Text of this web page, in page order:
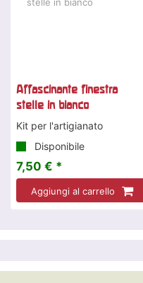
Affascinante finestra
stelle in bianco
Kit per l'artigianato
Disponibile
7,50 € *
Aggiungi al carrello